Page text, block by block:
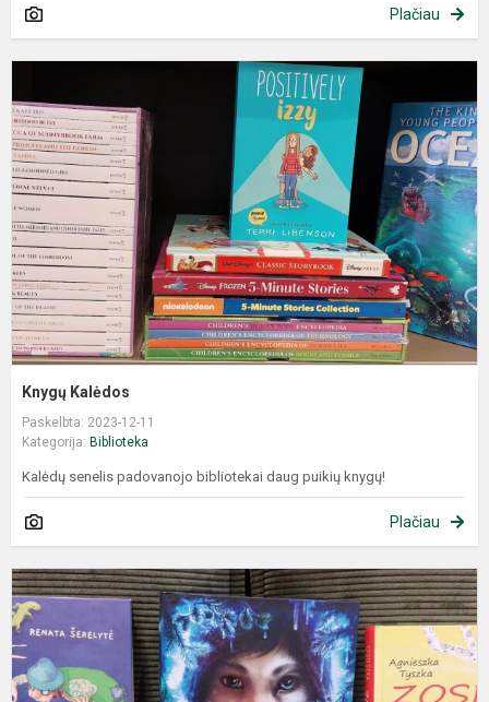
Plačiau
Knygų Kalėdos
Paskelbta: 2023-12-11
Kategorija: Biblioteka
Kalėdų senelis padovanojo bibliotekai daug puikių knygų!
Plačiau